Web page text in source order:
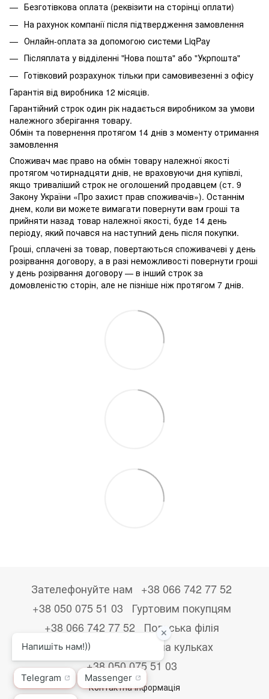
Безготівкова оплата (реквізити на сторінці оплати)
На рахунок компанії після підтвердження замовлення
Онлайн-оплата за допомогою системи LiqPay
Післяплата у відділенні "Нова пошта" або "Укрпошта"
Готівковий розрахунок тільки при самовивезенні з офісу
Гарантія від виробника 12 місяців.
Гарантійний строк один рік надається виробником за умови
належного зберігання товару.
Обмін та повернення протягом 14 днів з моменту отримання
замовлення
Споживач має право на обмін товару належної якості
протягом чотирнадцяти днів, не враховуючи дня купівлі,
якщо триваліший строк не оголошений продавцем (ст. 9
Закону України «Про захист прав споживачів»). Останнім
днем, коли ви можете вимагати повернути вам гроші та
прийняти назад товар належної якості, буде 14 день
періоду, який почався на наступний день після покупки.
Гроші, сплачені за товар, повертаються споживачеві у день
розірвання договору, а в разі неможливості повернути гроші
у день розірвання договору — в інший строк за
домовленістю сторін, але не пізніше ніж протягом 7 днів.
Зателефонуйте нам
+38 066 742 77 52
+38 050 075 51 03
Гуртовим покупцям
+38 066 742 77 52
Польська філія
+48533867723
Друк на кульках
+38 050 075 51 03
Контактна інформація